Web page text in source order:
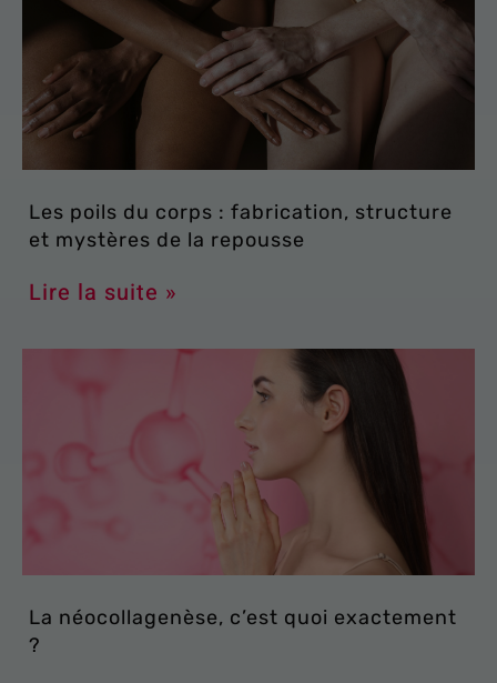
Les poils du corps : fabrication, structure
et mystères de la repousse
Lire la suite »
La néocollagenèse, c’est quoi exactement
?